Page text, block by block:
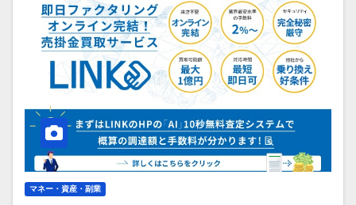
マネー・資産・副業